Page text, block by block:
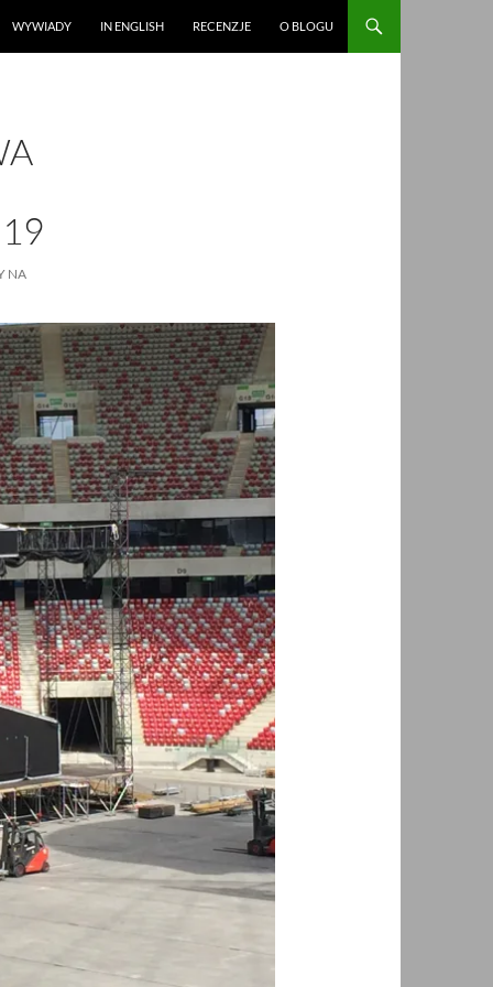
WYWIADY IN ENGLISH RECENZJE O BLOGU
NA